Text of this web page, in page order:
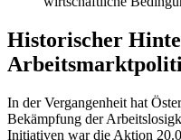
Historischer
In der Vergangenheit hat
Bekämpfung der
Initiativen war die Aktion